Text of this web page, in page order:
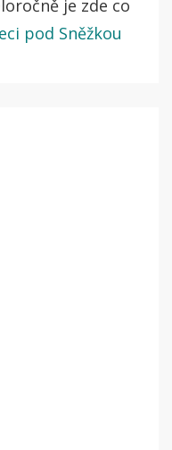
je zde co
pod Sněžkou